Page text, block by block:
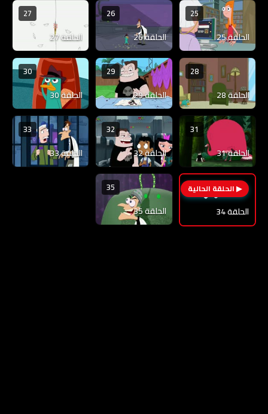
25
الحلقة 25
26
الحلقة 26
27
الحلقة 27
28
الحلقة 28
29
الحلقة 29
30
الحلقة 30
31
الحلقة 31
32
الحلقة 32
33
الحلقة 33
34
الحلقة 34
35
الحلقة 35